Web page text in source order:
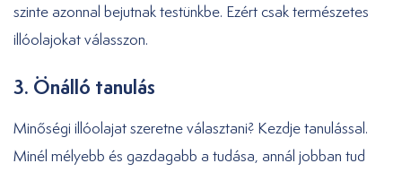
szinte azonnal bejutnak testünkbe. Ezért csak természetes
illóolajokat válasszon.
3. Önálló tanulás
Minőségi illóolajat szeretne választani? Kezdje tanulással.
Minél mélyebb és gazdagabb a tudása, annál jobban tud